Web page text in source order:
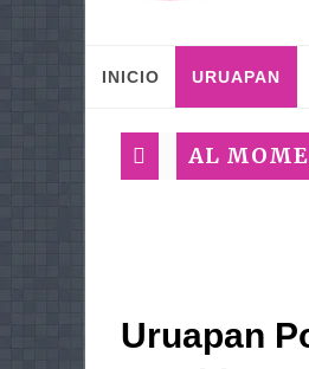
INICIO URUAPAN
AL
Uruapan